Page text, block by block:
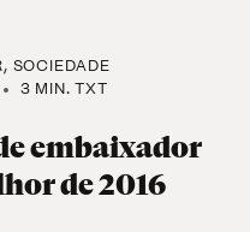
SOCIEDADE
3 MIN. TXT
embaixador
de 2016